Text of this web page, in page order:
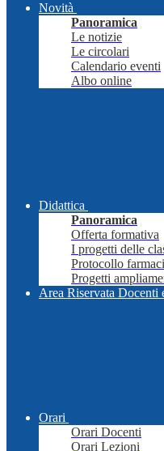
Novità
Panoramica
Le notizie
Le circolari
Calendario eventi
Albo online
Didattica
Panoramica
Offerta formativa
I progetti delle
Protocollo farmaci
Progetti
Area Riservata Docenti
Orari
Orari Docenti
Orari Lezioni